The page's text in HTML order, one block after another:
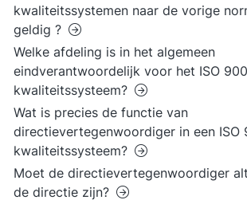
kwaliteitssystemen naar de vorige
geldig ?
Welke afdeling is in het algemeen
eindverantwoordelijk voor het ISO
kwaliteitssysteem?
Wat is precies de functie van
directievertegenwoordiger in een ISO
kwaliteitssysteem?
Moet de directievertegenwoordiger
de directie zijn?